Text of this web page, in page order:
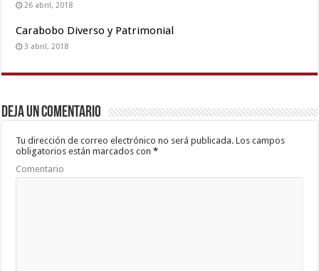
26 abril, 2018
Carabobo Diverso y Patrimonial
3 abril, 2018
Deja un comentario
Tu dirección de correo electrónico no será publicada. Los campos
obligatorios están marcados con*
Comentario